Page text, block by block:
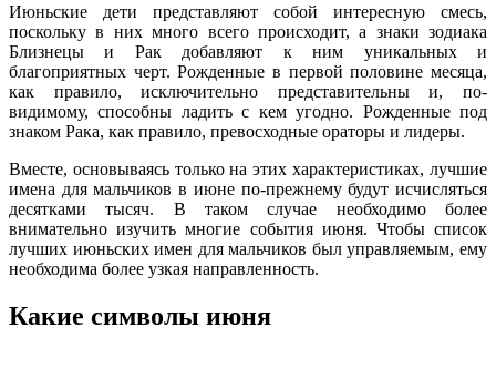
Июньские дети представляют собой интересную смесь,
поскольку в них много всего происходит, а знаки зодиака
Близнецы и Рак добавляют к ним уникальных и
благоприятных черт. Рожденные в первой половине месяца,
как правило, исключительно представительны и, по-
видимому, способны ладить с кем угодно. Рожденные под
знаком Рака, как правило, превосходные ораторы и лидеры.
Вместе, основываясь только на этих характеристиках, лучшие
имена для мальчиков в июне по-прежнему будут исчисляться
десятками тысяч. В таком случае необходимо более
внимательно изучить многие события июня. Чтобы список
лучших июньских имен для мальчиков был управляемым, ему
необходима более узкая направленность.
Какие символы июня